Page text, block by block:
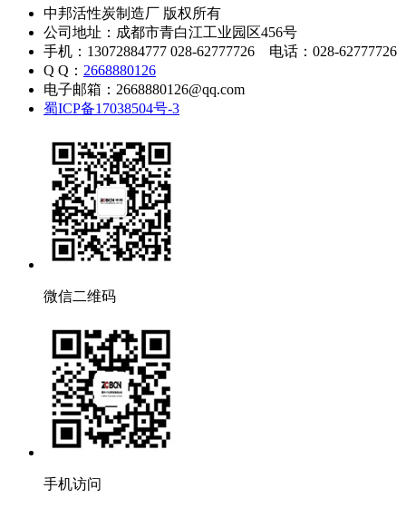
中邦活性炭制造厂 版权所有
公司地址：成都市青白江工业园区456号
手机：13072884777 028-62777726 电话：028-62777726
Q Q： 2668880126
电子邮箱：2668880126@qq.com
蜀ICP备17038504号-3
微信二维码
手机访问